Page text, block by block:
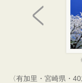
〈有加里・宮崎県・